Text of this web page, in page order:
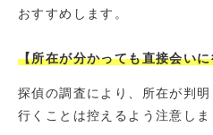
おすすめします。
【所在が分かっても直接会い
探偵の調査により、所在が判
行くことは控えるよう注意しま